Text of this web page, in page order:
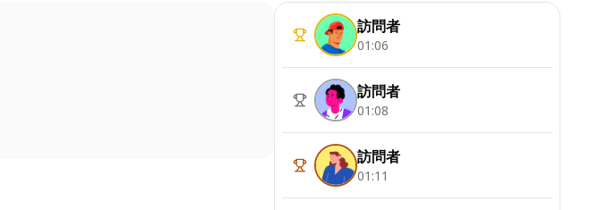
訪問者
01:06
訪問者
01:08
訪問者
01:11